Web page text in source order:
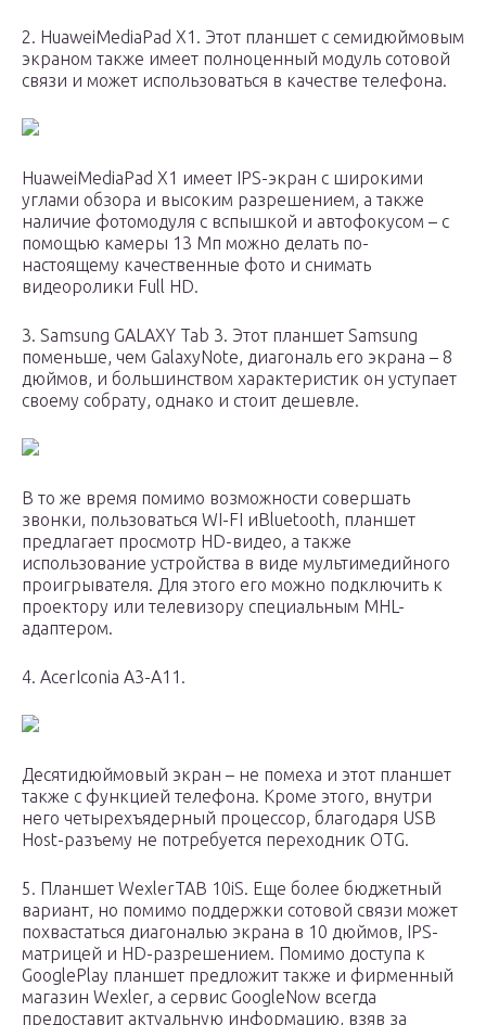
2. HuaweiMediaPad Х1. Этот планшет с семидюймовым
экраном также имеет полноценный модуль сотовой
связи и может использоваться в качестве телефона.
HuaweiMediaPad Х1 имеет IPS-экран с широкими
углами обзора и высоким разрешением, а также
наличие фотомодуля с вспышкой и автофокусом – с
помощью камеры 13 Мп можно делать по-
настоящему качественные фото и снимать
видеоролики Full HD.
3. Samsung GALAXY Tab 3. Этот планшет Samsung
поменьше, чем GalaxyNote, диагональ его экрана – 8
дюймов, и большинством характеристик он уступает
своему собрату, однако и стоит дешевле.
В то же время помимо возможности совершать
звонки, пользоваться WI-FI иBluetooth, планшет
предлагает просмотр HD-видео, а также
использование устройства в виде мультимедийного
проигрывателя. Для этого его можно подключить к
проектору или телевизору специальным MHL-
адаптером.
4. AcerIconia A3-A11.
Десятидюймовый экран – не помеха и этот планшет
также с функцией телефона. Кроме этого, внутри
него четырехъядерный процессор, благодаря USB
Host-разъему не потребуется переходник OTG.
5. Планшет WexlerTAB 10iS. Еще более бюджетный
вариант, но помимо поддержки сотовой связи может
похвастаться диагональю экрана в 10 дюймов, IPS-
матрицей и HD-разрешением. Помимо доступа к
GooglePlay планшет предложит также и фирменный
магазин Wexler, а сервис GoogleNow всегда
предоставит актуальную информацию, взяв за